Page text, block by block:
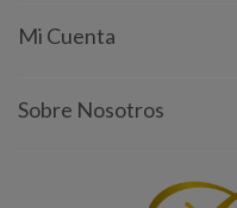
Mi Cuenta
Sobre Nosotros